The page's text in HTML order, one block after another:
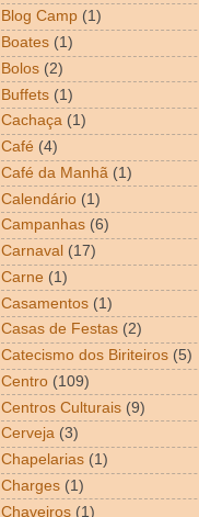
Blog Camp (1)
Boates (1)
Bolos (2)
Buffets (1)
Cachaça (1)
Café (4)
Café da Manhã (1)
Calendário (1)
Campanhas (6)
Carnaval (17)
Carne (1)
Casamentos (1)
Casas de Festas (2)
Catecismo dos Biriteiros (5)
Centro (109)
Centros Culturais (9)
Cerveja (3)
Chapelarias (1)
Charges (1)
Chaveiros (1)